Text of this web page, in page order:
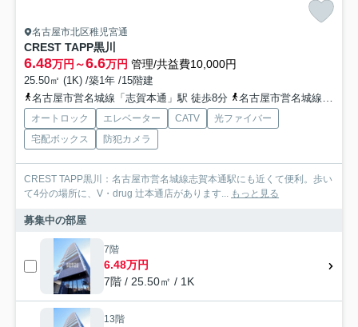
名古屋市北区稚児宮通
CREST TAPP黒川
6.48万円～6.6万円 管理/共益費10,000円
25.50㎡ (1K) /築1年 /15階建
名古屋市営名城線「志賀本通」駅 徒歩8分
名古屋市営名城線「黒川」駅 徒歩10分
オートロック エレベーター CATV
光ファイバー
宅配ボックス
防犯カメラ
CREST TAPP黒川：名古屋市営名城線志賀本通駅にも近くて便利。歩い
て4分の場所に、V・drug 辻本通店があります... もっと見る
募集中の部屋
7階
6.48万円
7階 / 25.50㎡ / 1K
13階